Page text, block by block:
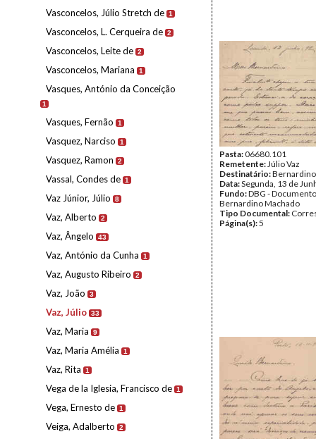
Vasconcelos, Júlio Stretch de 1
Vasconcelos, L. Cerqueira de 2
Vasconcelos, Leite de 2
Vasconcelos, Mariana 1
Vasques, António da Conceição
1
Vasques, Fernão 1
Vasquez, Narciso 1
Vasquez, Ramon 2
Vassal, Condes de 1
Vaz Júnior, Júlio 8
Vaz, Alberto 2
Vaz, Ângelo 43
Vaz, António da Cunha 1
Vaz, Augusto Ribeiro 2
Vaz, João 3
Vaz, Júlio 33
Vaz, Maria 9
Vaz, Maria Amélia 1
Vaz, Rita 1
Vega de la Iglesia, Francisco de 1
Vega, Ernesto de 1
Veiga, Adalberto 2
Pasta:06680.101
Remetente:Júlio Vaz
Destinatário:
Data:Segunda, 13 de
Fundo:DBG -
Bernardino Machado
Tipo Documental:
Página(s):5